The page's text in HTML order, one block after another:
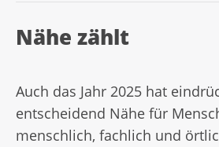
Nähe zählt
Auch das Jahr 2025 hat
entscheidend Nähe für
menschlich, fachlich und